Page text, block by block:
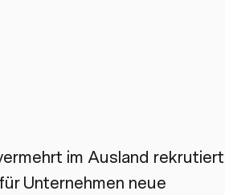
im Ausland rekrutiert
Unternehmen neue